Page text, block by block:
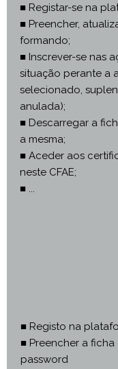
■ Registar-se na
■ Preencher,
formando;
■ Inscrever-se nas
situação perante a
selecionado,
anulada);
■ Descarregar a
a mesma;
■ Aceder aos
neste CFAE;
■ ...
■ Registo na
■ Preencher a
password